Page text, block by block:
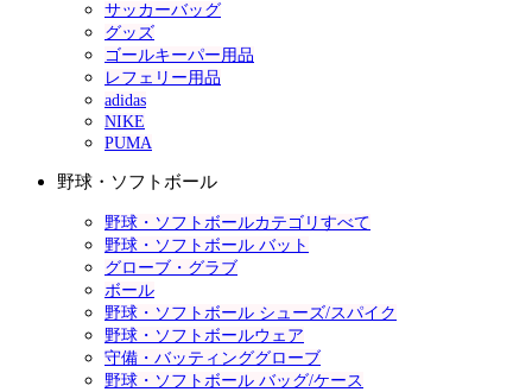
サッカーバッグ
グッズ
ゴールキーパー用品
レフェリー用品
adidas
NIKE
PUMA
野球・ソフトボール
野球・ソフトボールカテゴリすべて
野球・ソフトボール バット
グローブ・グラブ
ボール
野球・ソフトボール シューズ/スパイク
野球・ソフトボールウェア
守備・バッティンググローブ
野球・ソフトボール バッグ/ケース